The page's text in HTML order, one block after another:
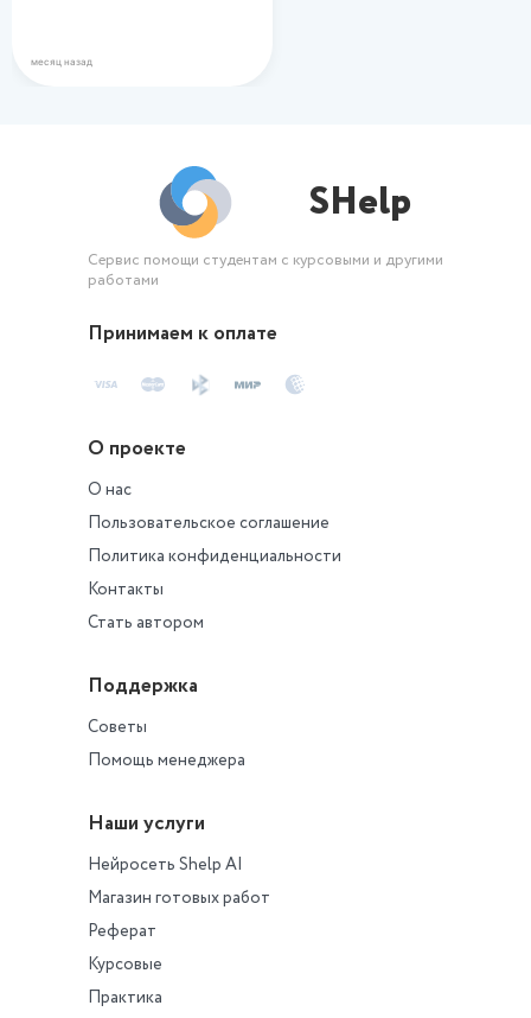
месяц назад
SHelp
Сервис помощи студентам с курсовыми и другими
работами
Принимаем к оплате
О проекте
О нас
Пользовательское соглашение
Политика конфиденциальности
Контакты
Стать автором
Поддержка
Советы
Помощь менеджера
Наши услуги
Нейросеть Shelp AI
Магазин готовых работ
Реферат
Курсовые
Практика